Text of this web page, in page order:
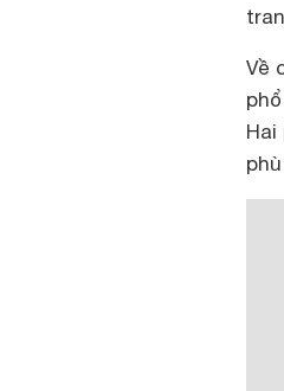
Về
Hai